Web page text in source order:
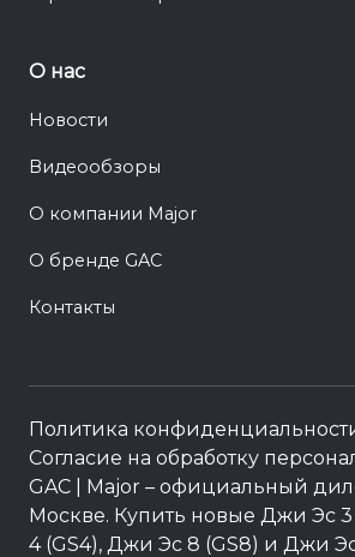
О нас
Новости
Видеообзоры
О компании Major
О бренде GAC
Контакты
Политика
Согласие на обработку
GAC | Major – официальный
Москве. Купить новые Джи Эс
4 (GS4), Джи Эс 8 (GS8) и Джи